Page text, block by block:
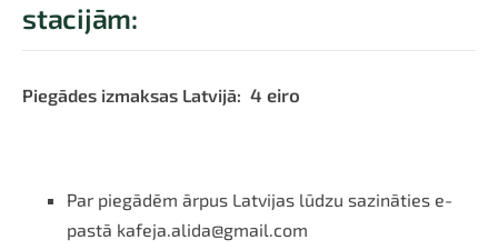
stacijām:
Piegādes izmaksas Latvijā: 4 eiro
Par piegādēm ārpus Latvijas lūdzu sazināties e-
pastā kafeja.alida@gmail.com